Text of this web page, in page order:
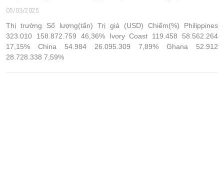
05/03/2025
Thị trường Số lượng(tấn) Trị giá (USD) Chiếm(%) Philippines
323.010 158.872.759 46,36% Ivory Coast 119.458 58.562.264
17,15% China 54.984 26.095.309 7,89% Ghana 52.912
28.728.338 7,59%